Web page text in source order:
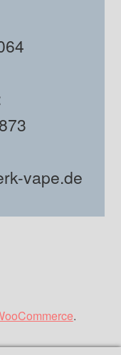
vape.de
.